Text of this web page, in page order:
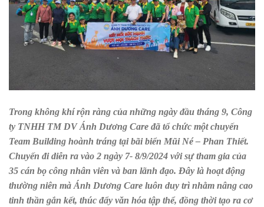
Trong không khí rộn ràng của những ngày đầu tháng 9, Công
ty TNHH TM DV Ánh Dương Care đã tổ chức một chuyến
Team Building hoành tráng tại bãi biển Mũi Né – Phan Thiết.
Chuyến đi diễn ra vào 2 ngày 7- 8/9/2024 với sự tham gia của
35 cán bọ công nhân viên và ban lãnh đạo. Đây là hoạt động
thường niên mà Ánh Dương Care luôn duy trì nhằm nâng cao
tinh thần gắn kết, thúc đẩy văn hóa tập thể, đồng thời tạo ra cơ